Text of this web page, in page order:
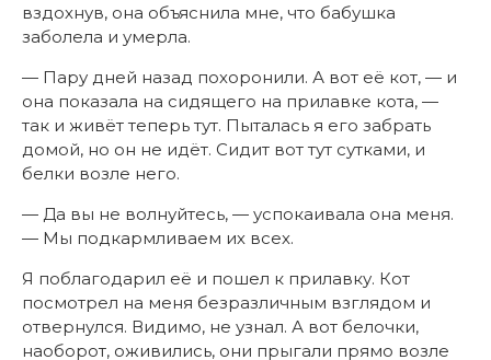
вздохнув, она объяснила мне, что бабушка
заболела и умерла.
— Пару дней назад похоронили. А вот её кот, — и
она показала на сидящего на прилавке кота, —
так и живёт теперь тут. Пыталась я его забрать
домой, но он не идёт. Сидит вот тут сутками, и
белки возле него.
— Да вы не волнуйтесь, — успокаивала она меня.
— Мы подкармливаем их всех.
Я поблагодарил её и пошел к прилавку. Кот
посмотрел на меня безразличным взглядом и
отвернулся. Видимо, не узнал. А вот белочки,
наоборот, оживились, они прыгали прямо возле